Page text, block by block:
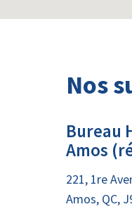
Nos
Bureau
Amos
221, 1re
Amos, QC,